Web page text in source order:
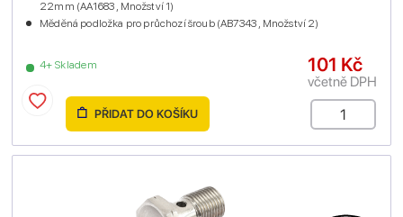
4+ Skladem
22mm (AA1683 , Množství 1)
Měděná podložka pro průchozí šroub (AB7343 , Množství 2)
101 Kč
včetně DPH
PŘIDAT DO KOŠÍKU